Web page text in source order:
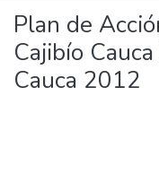
Plan de
Cajibío
Cauca 2012